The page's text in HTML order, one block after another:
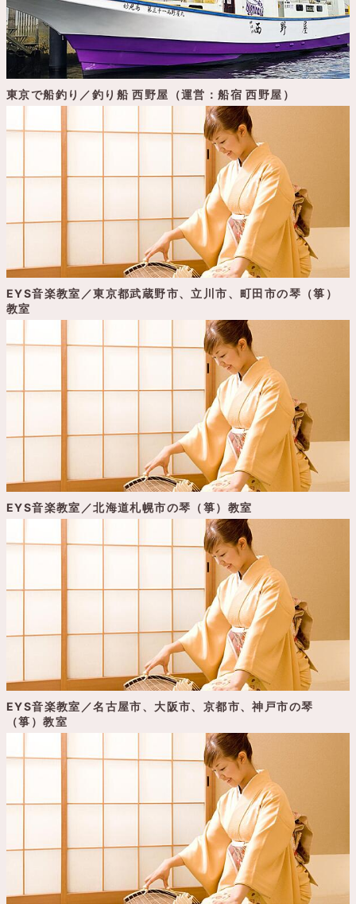
東京で船釣り／釣り船 西野屋（運営：船宿 西野屋）
EYS音楽教室／東京都武蔵野市、立川市、町田市の琴（箏）
教室
EYS音楽教室／北海道札幌市の琴（箏）教室
EYS音楽教室／名古屋市、大阪市、京都市、神戸市の琴
（箏）教室